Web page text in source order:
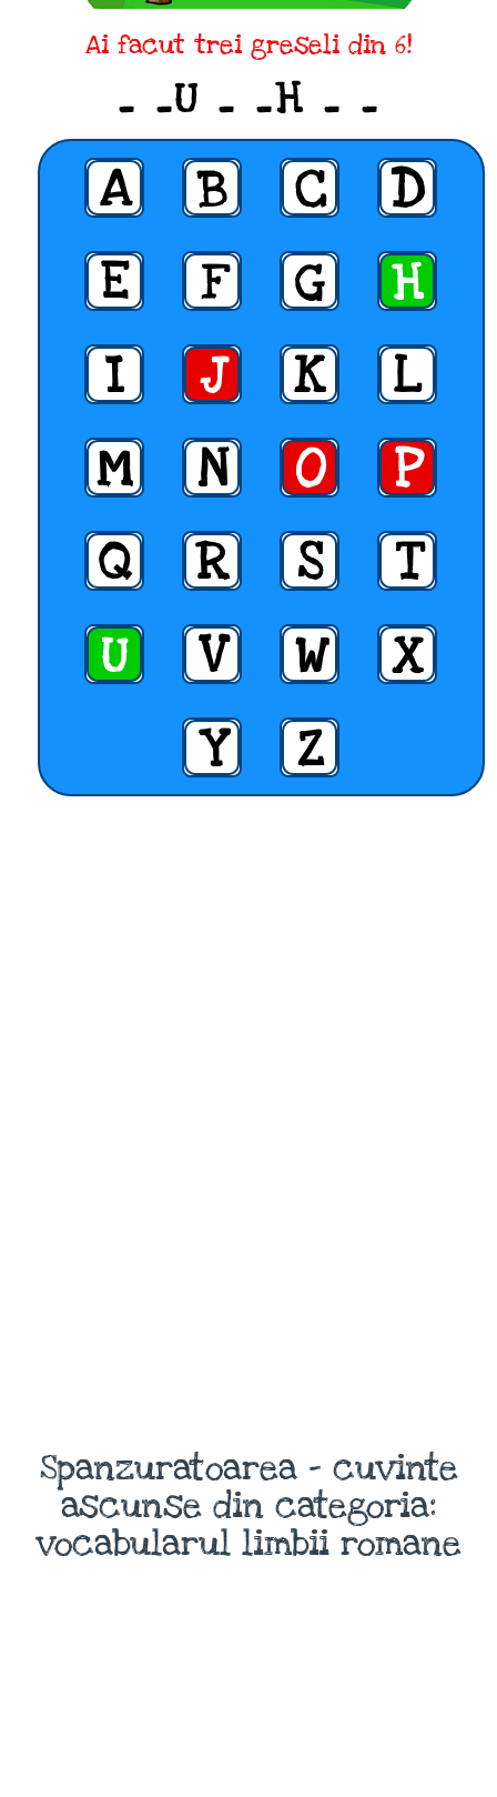
Ai facut trei greseli din 6!
_ _U _ _H _ _
A B C
D
E
F G
H
I
J K
L
M
N O
P
Q
R S
T
U
V W
X
Y
Z
Spanzuratoarea - cuvinte
ascunse din categoria:
vocabularul limbii romane